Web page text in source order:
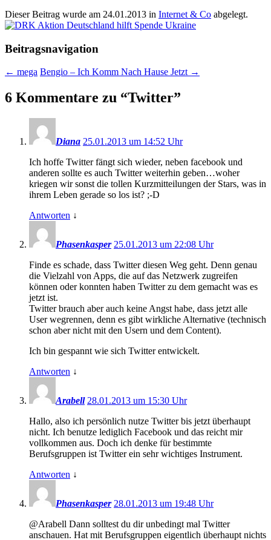
Dieser Beitrag wurde am 24.01.2013 in Internet & Co abgelegt.
Beitragsnavigation
← mega Bengio – Ich Komm Nach Hause Jetzt →
6 Kommentare zu “Twitter”
Diana 25.01.2013 um 14:52 Uhr
Ich hoffe Twitter fängt sich wieder, neben facebook und
anderen sollte es auch Twitter weiterhin geben…woher
kriegen wir sonst die tollen Kurzmitteilungen der Stars, was in
ihrem Leben gerade so los ist? ;-D
Antworten ↓
Phasenkasper 25.01.2013 um 22:08 Uhr
Finde es schade, dass Twitter diesen Weg geht. Denn genau
die Vielzahl von Apps, die auf das Netzwerk zugreifen
können oder konnten haben Twitter zu dem gemacht was es
jetzt ist.
Twitter brauch aber auch keine Angst habe, dass jetzt alle
User wegrennen, denn es gibt wirkliche Alternative (technisch
schon aber nicht mit den Usern und dem Content).
Ich bin gespannt wie sich Twitter entwickelt.
Antworten ↓
Arabell 28.01.2013 um 15:30 Uhr
Hallo, also ich persönlich nutze Twitter bis jetzt überhaupt
nicht. Ich benutze lediglich Facebook und das reicht mir
vollkommen aus. Doch ich denke für bestimmte
Berufsgruppen ist Twitter ein sehr wichtiges Instrument.
Antworten ↓
Phasenkasper 28.01.2013 um 19:48 Uhr
@Arabell Dann solltest du dir unbedingt mal Twitter
anschauen. Hat mit Berufsgruppen eigentlich überhaupt nichts